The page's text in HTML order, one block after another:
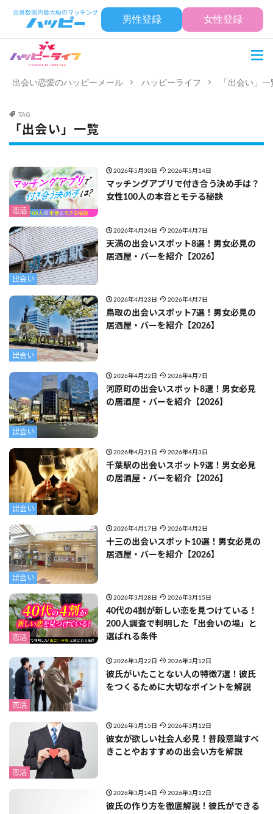
男性登録 女性登録
出会い恋愛のハッピーメール ハッピーライフ 「出会い」一
TAG
「出会い」一覧
恋活
2026年5月30日 2026年5月14日
マッチングアプリで付き合う決め手は？
女性100人の本音とモテる秘訣
出会い
2026年4月24日 2026年4月7日
天満の出会いスポット8選！男女必見の
居酒屋・バーを紹介【2026】
出会い
2026年4月23日 2026年4月7日
鳥取の出会いスポット7選！男女必見の
居酒屋・バーを紹介【2026】
出会い
2026年4月22日 2026年4月7日
河原町の出会いスポット8選！男女必見
の居酒屋・バーを紹介【2026】
出会い
2026年4月21日 2026年4月3日
千葉駅の出会いスポット9選！男女必見
の居酒屋・バーを紹介【2026】
出会い
2026年4月17日 2026年4月2日
十三の出会いスポット10選！男女必見の
居酒屋・バーを紹介【2026】
恋活
2026年3月28日 2026年3月15日
40代の4割が新しい恋を見つけている！
200人調査で判明した「出会いの場」と
選ばれる条件
恋活
2026年3月22日 2026年3月12日
彼氏がいたことない人の特徴7選！彼氏
をつくるために大切なポイントを解説
恋活
2026年3月15日 2026年3月12日
彼女が欲しい社会人必見！普段意識すべ
きことやおすすめの出会い方を解説
2026年3月14日 2026年3月12日
彼氏の作り方を徹底解説！彼氏ができる